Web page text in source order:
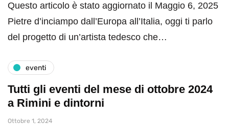
Questo articolo è stato aggiornato il Maggio 6, 2025
Pietre d’inciampo dall’Europa all’Italia, oggi ti parlo
del progetto di un’artista tedesco che…
eventi
Tutti gli eventi del mese di ottobre 2024
a Rimini e dintorni
Ottobre 1, 2024